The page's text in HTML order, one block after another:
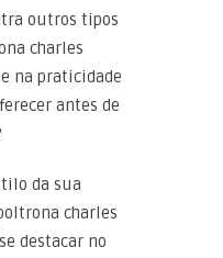
outros tipos
charles
na praticidade
antes de
da sua
charles
destacar no